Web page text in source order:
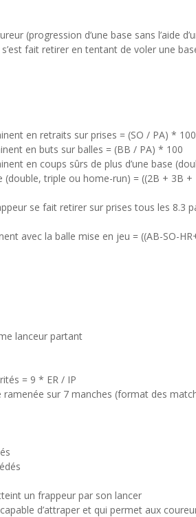
(progression d’une base sans l’aide
fait retirer en tentant de voler une
en retraits sur prises = (SO / PA) * 100
en buts sur balles = (BB / PA) * 100
en coups sûrs de plus d’une base
(double, triple ou home-run) = ((2B + 3B
se fait retirer sur prises tous les 8.3
avec la balle mise en jeu = ((AB-SO-
lanceur partant
= 9 * ER / IP
sur 7 manches (format des
un frappeur par son lancer
d’attraper et qui permet aux